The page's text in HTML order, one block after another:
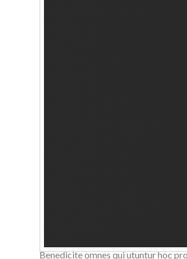
Benedicite omnes qui utuntur hoc